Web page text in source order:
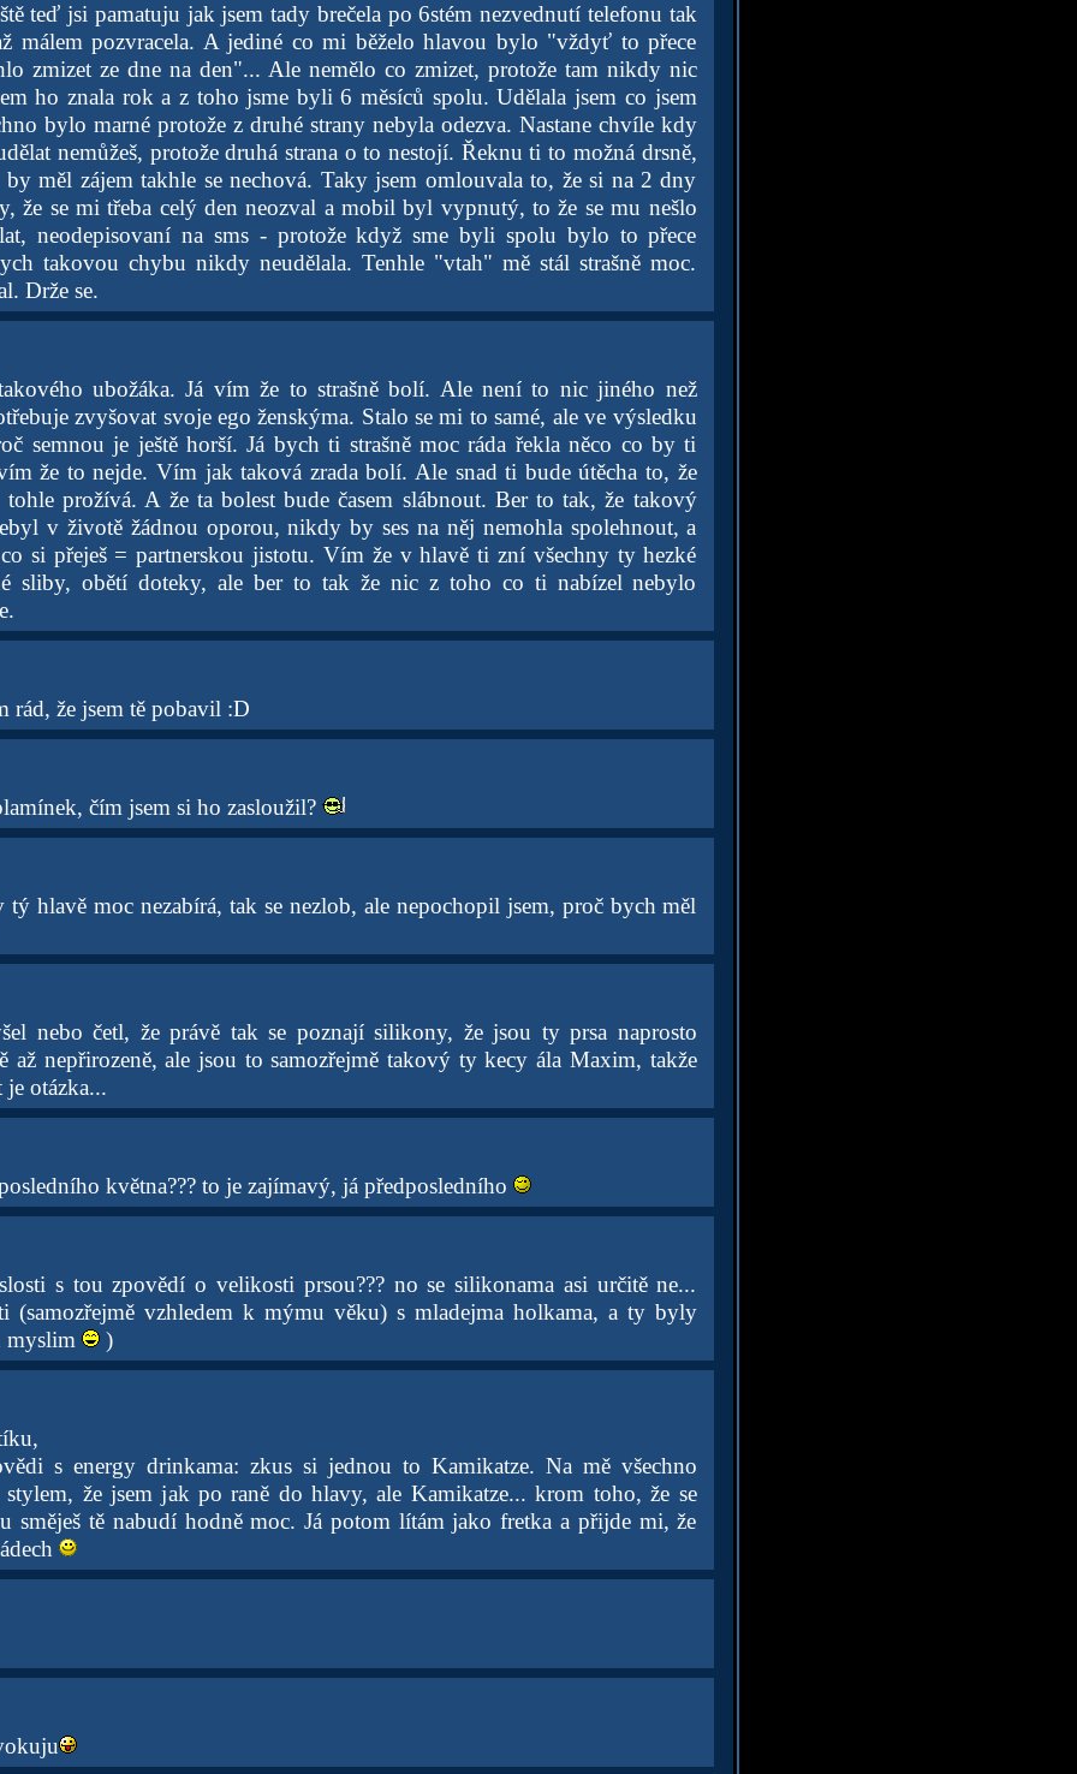
teď jsi pamatuju jak jsem tady brečela po 6stém nezvednutí telefonu tak
málem pozvracela. A jediné co mi běželo hlavou bylo "vždyť to přece
zmizet ze dne na den"... Ale nemělo co zmizet, protože tam nikdy nic
ho znala rok a z toho jsme byli 6 měsíců spolu. Udělala jsem co jsem
bylo marné protože z druhé strany nebyla odezva. Nastane chvíle kdy
nemůžeš, protože druhá strana o to nestojí. Řeknu ti to možná drsně,
měl zájem takhle se nechová. Taky jsem omlouvala to, že si na 2 dny
že se mi třeba celý den neozval a mobil byl vypnutý, to že se mu nešlo
neodepisovaní na sms - protože když sme byli spolu bylo to přece
takovou chybu nikdy neudělala. Tenhle "vtah" mě stál strašně moc.
Drže se.
ubožáka. Já vím že to strašně bolí. Ale není to nic jiného než
zvyšovat svoje ego ženskýma. Stalo se mi to samé, ale ve výsledku
semnou je ještě horší. Já bych ti strašně moc ráda řekla něco co by ti
že to nejde. Vím jak taková zrada bolí. Ale snad ti bude útěcha to, že
tohle prožívá. A že ta bolest bude časem slábnout. Ber to tak, že takový
v životě žádnou oporou, nikdy by ses na něj nemohla spolehnout, a
si přeješ = partnerskou jistotu. Vím že v hlavě ti zní všechny ty hezké
sliby, obětí doteky, ale ber to tak že nic z toho co ti nabízel nebylo
rád, že jsem tě pobavil :D
čím jsem si ho zasloužil?
tý hlavě moc nezabírá, tak se nezlob, ale nepochopil jsem, proč bych měl
nebo četl, že právě tak se poznají silikony, že jsou ty prsa naprosto
až nepřirozeně, ale jsou to samozřejmě takový ty kecy ála Maxim, takže
otázka...
května??? to je zajímavý, já předposledního
s tou zpovědí o velikosti prsou??? no se silikonama asi určitě ne...
(samozřejmě vzhledem k mýmu věku) s mladejma holkama, a ty byly
myslim
)
s energy drinkama: zkus si jednou to Kamikatze. Na mě všechno
stylem, že jsem jak po raně do hlavy, ale Kamikatze... krom toho, že se
směješ tě nabudí hodně moc. Já potom lítám jako fretka a přijde mi, že